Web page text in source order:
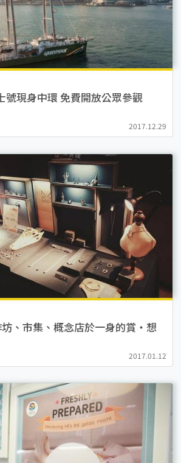
號現身中環 免費開放公眾參觀
2017.12.29
、市集、概念店於一身的賞‧想
2017.01.12